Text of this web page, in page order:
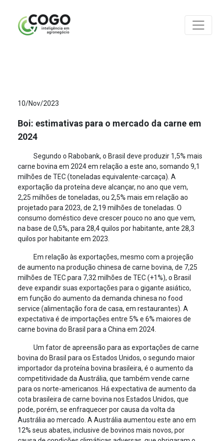
10/Nov/2023
Boi: estimativas para o mercado da carne em
2024
Segundo o Rabobank, o Brasil deve produzir 1,5% mais
carne bovina em 2024 em relação a este ano, somando 9,1
milhões de TEC (toneladas equivalente-carcaça). A
exportação da proteína deve alcançar, no ano que vem,
2,25 milhões de toneladas, ou 2,5% mais em relação ao
projetado para 2023, de 2,19 milhões de toneladas. O
consumo doméstico deve crescer pouco no ano que vem,
na base de 0,5%, para 28,4 quilos por habitante, ante 28,3
quilos por habitante em 2023.
Em relação às exportações, mesmo com a projeção
de aumento na produção chinesa de carne bovina, de 7,25
milhões de TEC para 7,32 milhões de TEC (+1%), o Brasil
deve expandir suas exportações para o gigante asiático,
em função do aumento da demanda chinesa no food
service (alimentação fora de casa, em restaurantes). A
expectativa é de importações entre 5% e 6% maiores de
carne bovina do Brasil para a China em 2024.
Um fator de apreensão para as exportações de carne
bovina do Brasil para os Estados Unidos, o segundo maior
importador da proteína bovina brasileira, é o aumento da
competitividade da Austrália, que também vende carne
para os norte-americanos. Há expectativa de aumento da
cota brasileira de carne bovina nos Estados Unidos, que
pode, porém, se enfraquecer por causa da volta da
Austrália ao mercado. A Austrália aumentou este ano em
12% seus abates, inclusive de bovinos mais novos, por